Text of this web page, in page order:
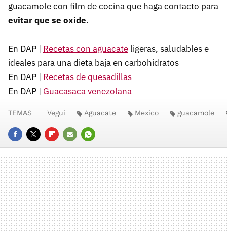
guacamole con film de cocina que haga contacto para
evitar que se oxide.
En DAP | Recetas con aguacate ligeras, saludables e
ideales para una dieta baja en carbohidratos
En DAP | Recetas de quesadillas
En DAP | Guacasaca venezolana
FACEBOOK
TWITTERFLIPBOARD
E-
MAIL
WHATSAPP
TEMAS Vegui Aguacate Mexico guacamole